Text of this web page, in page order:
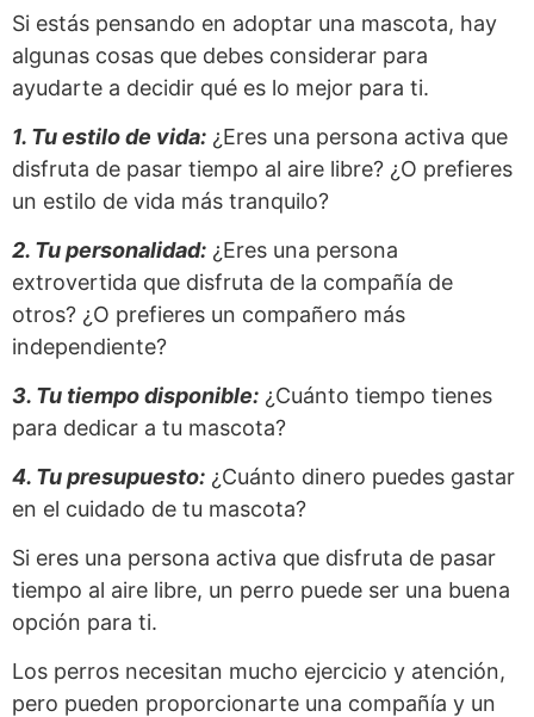
Si estás pensando en adoptar una mascota, hay
algunas cosas que debes considerar para
ayudarte a decidir qué es lo mejor para ti.
1. Tu estilo de vida: ¿Eres una persona activa que
disfruta de pasar tiempo al aire libre? ¿O prefieres
un estilo de vida más tranquilo?
2. Tu personalidad: ¿Eres una persona
extrovertida que disfruta de la compañía de
otros? ¿O prefieres un compañero más
independiente?
3. Tu tiempo disponible: ¿Cuánto tiempo tienes
para dedicar a tu mascota?
4. Tu presupuesto: ¿Cuánto dinero puedes gastar
en el cuidado de tu mascota?
Si eres una persona activa que disfruta de pasar
tiempo al aire libre, un perro puede ser una buena
opción para ti.
Los perros necesitan mucho ejercicio y atención,
pero pueden proporcionarte una compañía y un